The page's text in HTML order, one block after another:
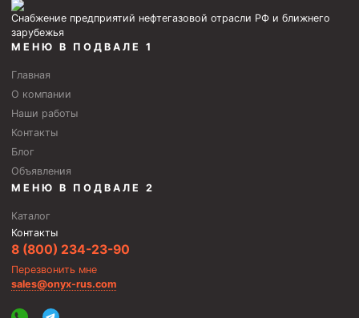
Снабжение предприятий нефтегазовой отрасли РФ и ближнего
зарубежья
МЕНЮ В ПОДВАЛЕ 1
Главная
О компании
Наши работы
Контакты
Блог
Объявления
МЕНЮ В ПОДВАЛЕ 2
Каталог
Контакты
8 (800) 234-23-90
Перезвонить мне
sales@onyx-rus.com